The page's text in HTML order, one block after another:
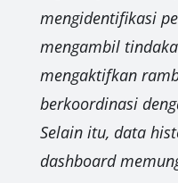
mengidentifikasi
mengambil
mengaktifkan
berkoordinasi
Selain itu, data
dashboard